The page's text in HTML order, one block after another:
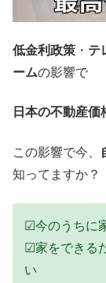
低金利政策 ・ テ
ームの影響で
日本の不動産価
この影響で今、
知ってますか？
☑今のうちに
☑家をできる
い